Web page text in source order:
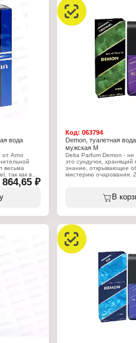
вода
от Arno
весьма
так как в
как:
аккорде
амбра и
духов
и
данный
узнает в
864,65 ₽
Код: 063794
Demon, туалетная
мужская М
Delta Parfum Demon -
это сундучок, хранящий
знание, открывающее
мистерию очарования.
исключительным в
так как в этом году был
публике Demon.
ощущений зазвучит
сердцах прохожих. В
духов соединяются
гвоздика, ветивер,
слива и анис.
Характеристики:
Бренд: Delta Parfum
Серия: Demon
Тип товара: туалетная
Назначение: мужская
Характер аромата:
Верхние ноты: ладан,
Нота сердца: розмарин,
В